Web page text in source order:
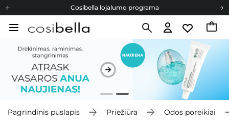
Cosibella lojalumo programa
Nemokamas pristatymas nuo 40,00 €
Cosibella lojalumo programa
Nemokamas pristatymas nuo 40,00 €
Dovanų Kortelės
Pagrindinis puslapis Priežiūra Odos poreikiai